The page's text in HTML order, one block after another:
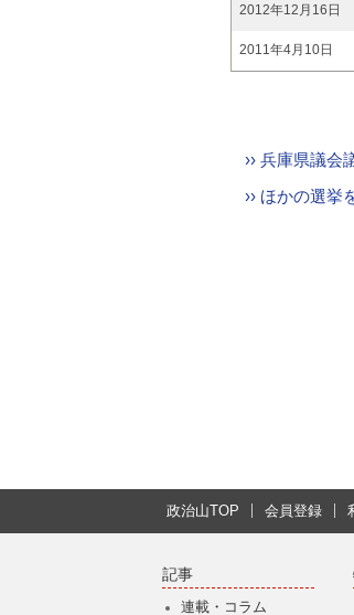
2012年12月16日
2011年4月10日
›› 兵庫県議会
›› ほかの選挙
政治山TOP 会員登録
記事
連載・コラム